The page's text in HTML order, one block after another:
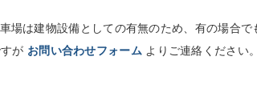
は建物設備としての有無のため、有の場合で
が お問い合わせフォームよりご連絡ください。